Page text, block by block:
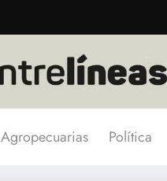
Agropecuarias Política